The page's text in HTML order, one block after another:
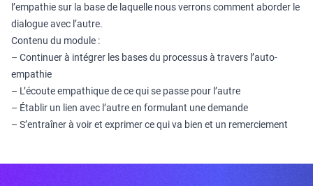
l’empathie sur la base de laquelle nous verrons comment aborder le
dialogue avec l’autre.
Contenu du module :
– Continuer à intégrer les bases du processus à travers l’auto-
empathie
– L’écoute empathique de ce qui se passe pour l’autre
– Établir un lien avec l’autre en formulant une demande
– S’entraîner à voir et exprimer ce qui va bien et un remerciement